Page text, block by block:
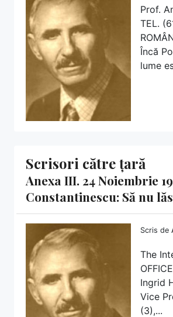
Prof.
TEL.
Încă
lume
Scrisori către țară
Anexa III. 24 Noiembrie
Constantinescu: Să nu
Scris de
The
Ingrid
Vice
(3),...